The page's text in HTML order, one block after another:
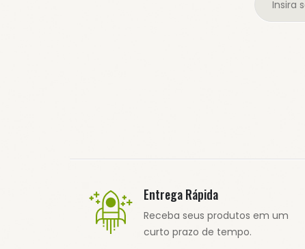
Entrega Rápida
Receba seus produtos em um
curto prazo de tempo.